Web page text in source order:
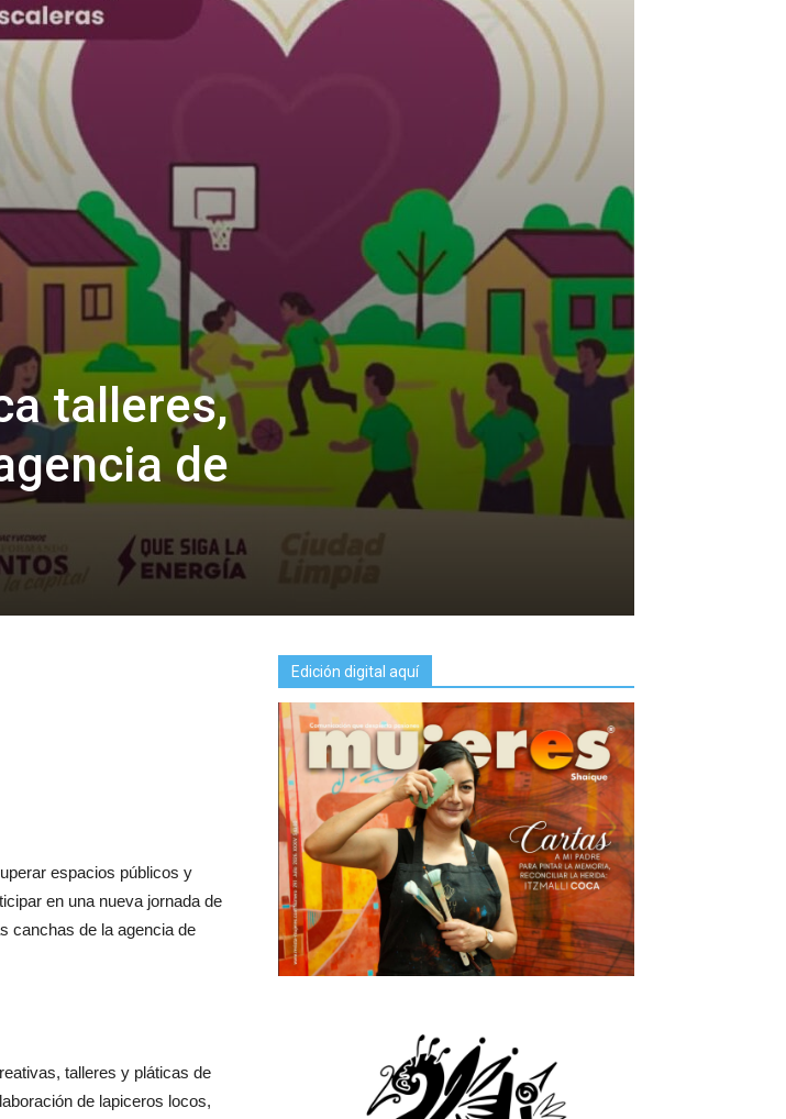
talleres,
de
espacios públicos y
en una nueva jornada de
canchas de la agencia de
talleres y pláticas de
de lapiceros locos,
Edición digital aquí